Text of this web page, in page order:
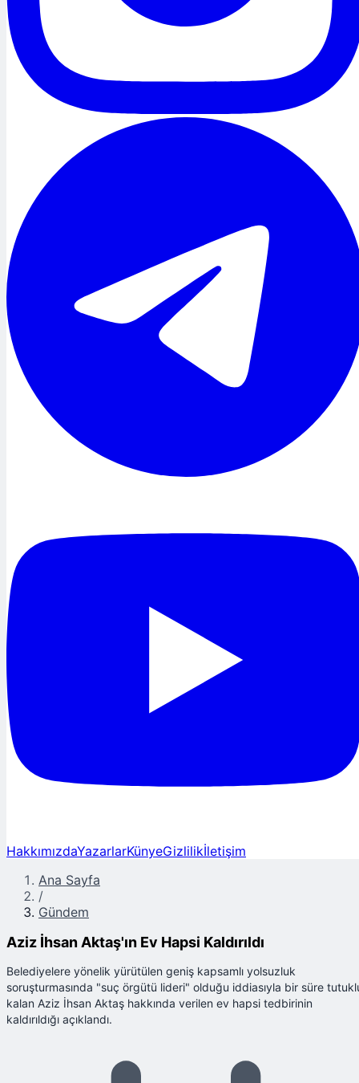
HakkımızdaYazarlarKünyeGizlilikİletişim
Ana Sayfa
/
Gündem
Aziz İhsan Aktaş'ın Ev Hapsi Kaldırıldı
Belediyelere yönelik yürütülen geniş kapsamlı yolsuzluk
soruşturmasında "suç örgütü lideri" olduğu iddiasıyla bir süre
kalan Aziz İhsan Aktaş hakkında verilen ev hapsi tedbirinin
kaldırıldığı açıklandı.